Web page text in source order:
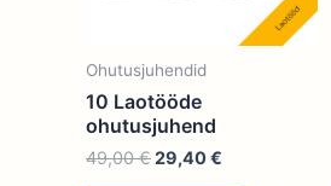
Ohutusjuhendid
10 Laotööde
ohutusjuhend
49,00€29,40€